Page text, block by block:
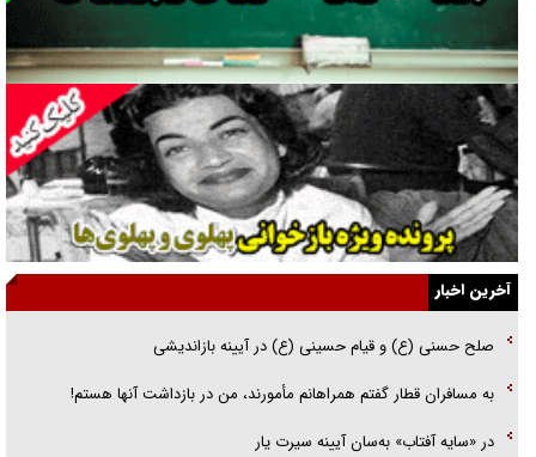
راهبرد غافلگیری با نسل جدید پهپاد‌ها
جنجال پزشکان تقلبی در صنعت زیبایی
یهودی‌ها در ادبیات داستانی اروپا؛ از شکسپیر تا دیکنز
گفت‌وگو با خواهر یکی از شهدای جنگ رمضان/ خواهرم فرمانده جهادی و
اهل خدمت بی‌منت بود
جزئیات شکنجه‌هایم فراتر از آن است که در بیان بگنجد!
گزارش «جوان» از قوانین سخت‌گیرانه ۶ قاره در برابر یورش به پاسگاه‌های
آخرین اخبار
صلح حسنی (ع) و قیام حسینی (ع) در آیینه بازاندیشی
به مسافران قطار گفتم همراهانم مأمورند، من در بازداشت آنها هستم!
در «سایه آفتاب» به‌سان آیینه سیرت یار